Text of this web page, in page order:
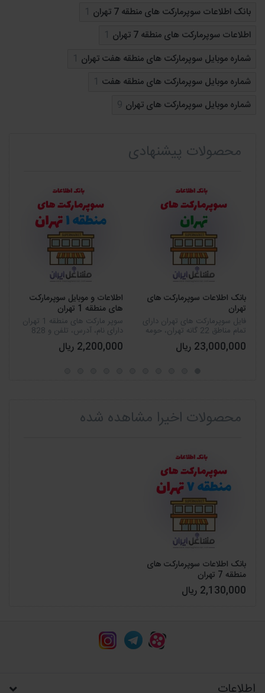
بانک اطلاعات سوپرمارکت های منطقه 7 تهران
1
اطلاعات سوپرمارکت های منطقه 7 تهران
1
شماره موبایل سوپرمارکت های منطقه هفت تهران 1
شماره موبایل سوپرمارکت های منطقه هفت 1
شماره موبایل سوپرمارکت های تهران 9
محصولات پیشنهادی
بانک اطلاعات سوپرمارکت های
تهران
فایل سوپرمارکت های تهران دارای
تمام مناطق 22 گانه تهران، حومه
و تعداد 23131 شماره موبایل
میشود.
23,000,000 ریال
اطلاعات و موبایل سوپرمارکت
های منطقه 1 تهران
سوپر مارکت های منطقه 1 تهران
دارای نام، آدرس، تلفن و 828
شماره موبایل است که شامل
محله های ازگل، امام زاده قاسم،
2,200,000 ریال
محصولات اخیرا مشاهده شده
بانک اطلاعات سوپرمارکت های
منطقه 7 تهران
2,130,000 ریال